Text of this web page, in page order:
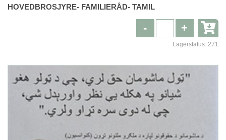
HOVEDBROSJYRE- FAMILIERÅD- TAMIL
+
-
Lagerstatus: 271